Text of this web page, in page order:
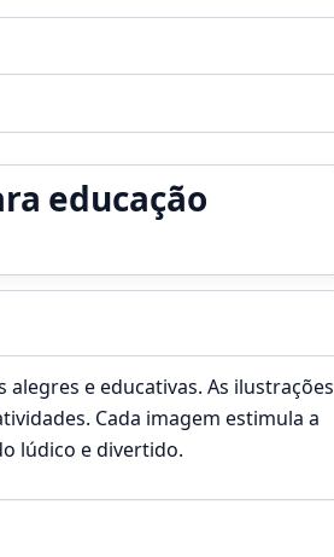
educação
e educativas. As ilustrações
Cada imagem estimula a
lúdico e divertido.